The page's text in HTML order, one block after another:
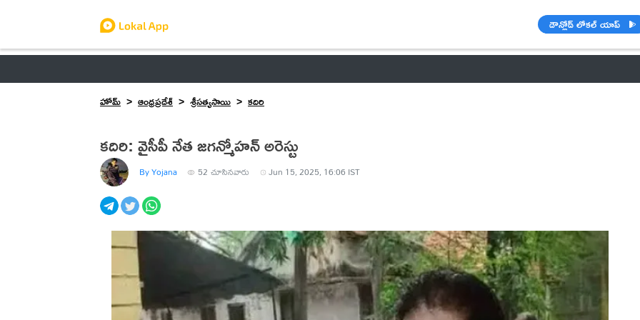
డౌన్లోడ్ లోకల్ యాప్
హోమ్
ఆంధ్రప్రదేశ్ శ్రీసత్యసాయి కదిరి
కదిరి: వైసీపీ నేత జగన్మోహన్ అరెస్టు
By Yojana 52 చూసినవారు Jun 15, 2025, 16:06 IST